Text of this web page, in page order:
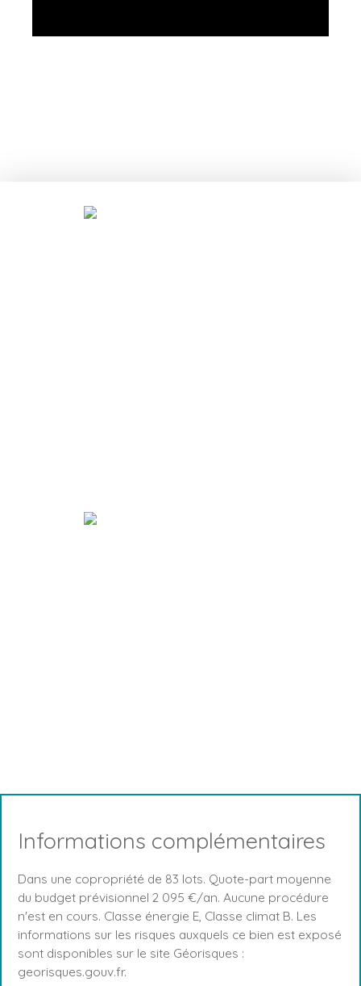
Informations complémentaires
Dans une copropriété de 83 lots. Quote-part moyenne
du budget prévisionnel 2 095 €/an. Aucune procédure
n'est en cours. Classe énergie E, Classe climat B. Les
informations sur les risques auxquels ce bien est exposé
sont disponibles sur le site Géorisques :
georisques.gouv.fr.